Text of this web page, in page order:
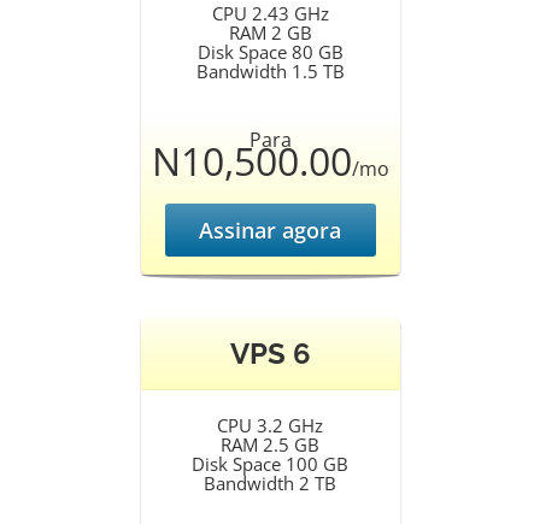
CPU 2.43 GHz
RAM 2 GB
Disk Space 80 GB
Bandwidth 1.5 TB
Para
N10,500.00/mo
Assinar agora
VPS 6
CPU 3.2 GHz
RAM 2.5 GB
Disk Space 100 GB
Bandwidth 2 TB